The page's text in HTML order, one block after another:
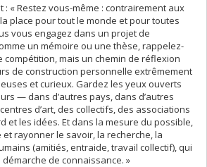
: « Restez vous-même : contrairement aux
place pour tout le monde et pour toutes
vous engagez dans un projet de
un mémoire ou une thèse, rappelez-
compétition, mais un chemin de réflexion
de construction personnelle extrêmement
et curieux. Gardez les yeux ouverts
— dans d’autres pays, dans d’autres
d’art, des collectifs, des associations
et les idées. Et dans la mesure du possible,
rayonner le savoir, la recherche, la
(amitiés, entraide, travail collectif), qui
de connaissance. »